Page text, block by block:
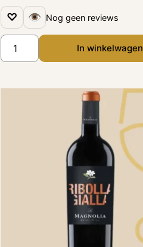
♡ 👁 Nog geen reviews
In winkelwagen